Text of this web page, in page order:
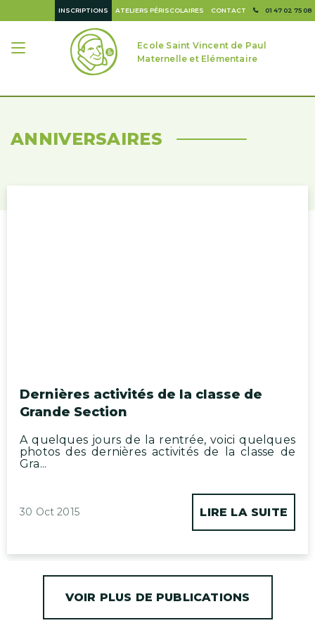
01 47 02 75 08
CONTACT
ATELIERS PÉRISCOLAIRES
INSCRIPTIONS
Ecole Saint Vincent de Paul
Maternelle et Elémentaire
ANNIVERSAIRES
Dernières activités de la classe de
Grande Section
A quelques jours de la rentrée, voici quelques
photos des dernières activités de la classe de
Gra...
30 Oct 2015 LIRE LA SUITE
VOIR PLUS DE PUBLICATIONS